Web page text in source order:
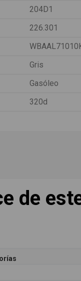
204D1
226.301
Gris
Gasóleo
320d
de